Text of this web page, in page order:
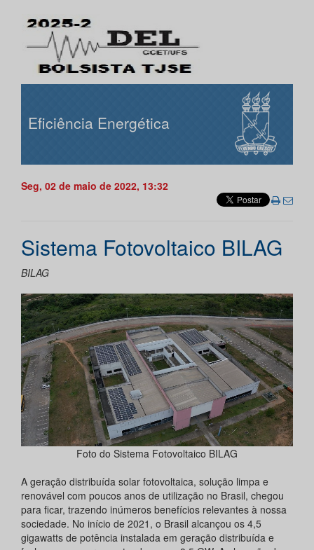
Eficiência Energética
Seg, 02 de maio de 2022, 13:32
Sistema Fotovoltaico BILAG
BILAG
Foto do Sistema Fotovoltaico BILAG
A geração distribuída solar fotovoltaica, solução limpa e
renovável com poucos anos de utilização no Brasil, chegou
para ficar, trazendo inúmeros benefícios relevantes à nossa
sociedade. No início de 2021, o Brasil alcançou os 4,5
gigawatts de potência instalada em geração distribuída e